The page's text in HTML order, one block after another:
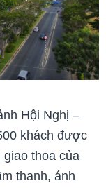
Hội Nghị –
khách được
thoa của
thanh, ánh